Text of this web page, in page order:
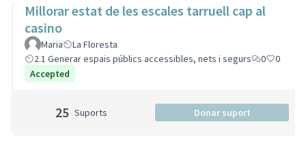
Millorar estat de les escales tarruell cap al
casino
Maria
La Floresta
2.1 Generar espais públics accessibles, nets i segurs
0
0
Accepted
25 Suports Donar suport